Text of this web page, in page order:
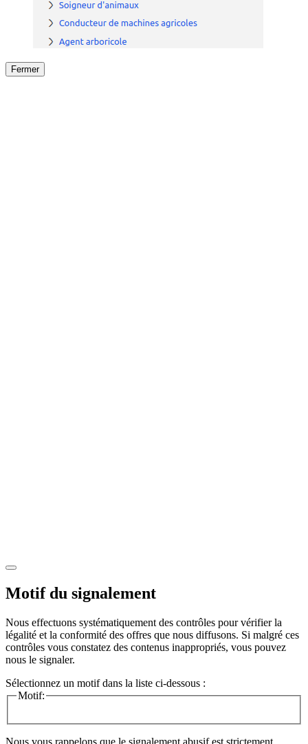
Fermer
Motif du signalement
Nous effectuons systématiquement des contrôles pour vérifier la
légalité et la conformité des offres que nous diffusons. Si malgré ces
contrôles vous constatez des contenus inappropriés, vous pouvez
nous le signaler.
Sélectionnez un motif dans la liste ci-dessous :
Motif: